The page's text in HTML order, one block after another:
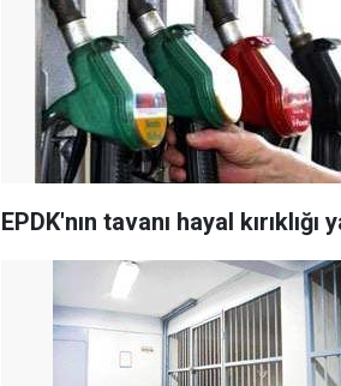
EPDK'nın tavanı hayal kırıklığı